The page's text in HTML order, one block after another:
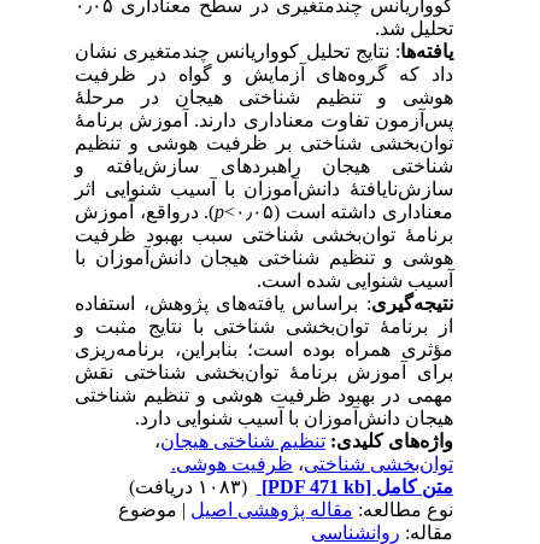
کوواریانس چندمتغیری در سطح معناداری ۰٫۰۵
تحلیل شد.
یافته‌ها: نتایج تحلیل کوواریانس چندمتغیری نشان
داد که گروه‌های آزمایش و گواه در ظرفیت
هوشی و تنظیم شناختی هیجان در مرحلهٔ
پس‌آزمون تفاوت معناداری دارند. آموزش برنامهٔ
توان‌بخشی شناختی بر ظرفیت هوشی و تنظیم
شناختی هیجان راهبردهای سازش‌یافته و
سازش‌نایافتهٔ دانش‌آموزان با آسیب شنوایی اثر
معناداری داشته است (۰٫۰۵>
p). درواقع، آموزش
برنامهٔ توان‌بخشی شناختی سبب بهبود ظرفیت
هوشی و تنظیم شناختی هیجان دانش‌آموزان با
آسیب شنوایی شده است.
نتیجه‌گیری: براساس یافته‌های پژوهش، استفاده
از برنامهٔ توان‌بخشی شناختی با نتایج مثبت و
مؤثری همراه بوده است؛ بنابراین، برنامه‌ریزی
برای آموزش برنامهٔ توان‌بخشی شناختی نقش
مهمی در بهبود ظرفیت هوشی و تنظیم شناختی
هیجان دانش‌آموزان با آسیب شنوایی دارد.
واژه‌های کلیدی:تنظیم شناختی هیجان،
توان‌بخشی شناختی،ظرفیت هوشی.
متن کامل[PDF 471 kb]
نوع مطالعه:مقاله پژوهشی اصیل| موضوع
مقاله:روانشناسی